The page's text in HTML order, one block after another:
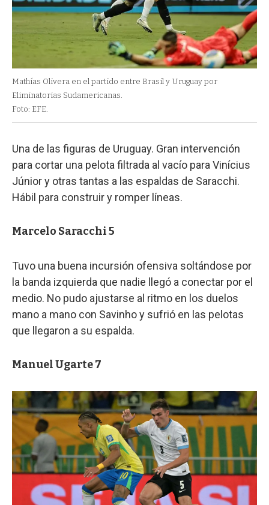
Mathías Olivera en el partido entre Brasil y Uruguay por
Eliminatorias Sudamericanas.
Foto: EFE.
Una de las figuras de Uruguay. Gran intervención
para cortar una pelota filtrada al vacío para Vinícius
Júnior y otras tantas a las espaldas de Saracchi.
Hábil para construir y romper líneas.
Marcelo Saracchi 5
Tuvo una buena incursión ofensiva soltándose por
la banda izquierda que nadie llegó a conectar por el
medio. No pudo ajustarse al ritmo en los duelos
mano a mano con Savinho y sufrió en las pelotas
que llegaron a su espalda.
Manuel Ugarte 7